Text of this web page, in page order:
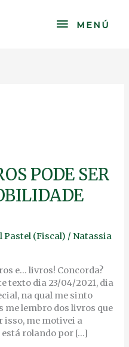
MENÚ
MENÚ
PODE SER
Pastel (Fiscal) /Natassia
e… livros! Concorda?
texto dia 23/04/2021, dia
na qual me sinto
lembro dos livros que
isso, me motivei a
está rolando por […]